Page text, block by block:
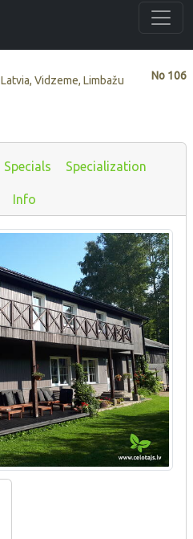
No 106
Latvia, Vidzeme, Limbažu
Specials Specialization
Info